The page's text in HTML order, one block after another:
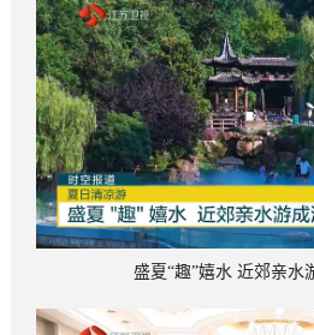
盛夏“趣”嬉水 近郊亲水